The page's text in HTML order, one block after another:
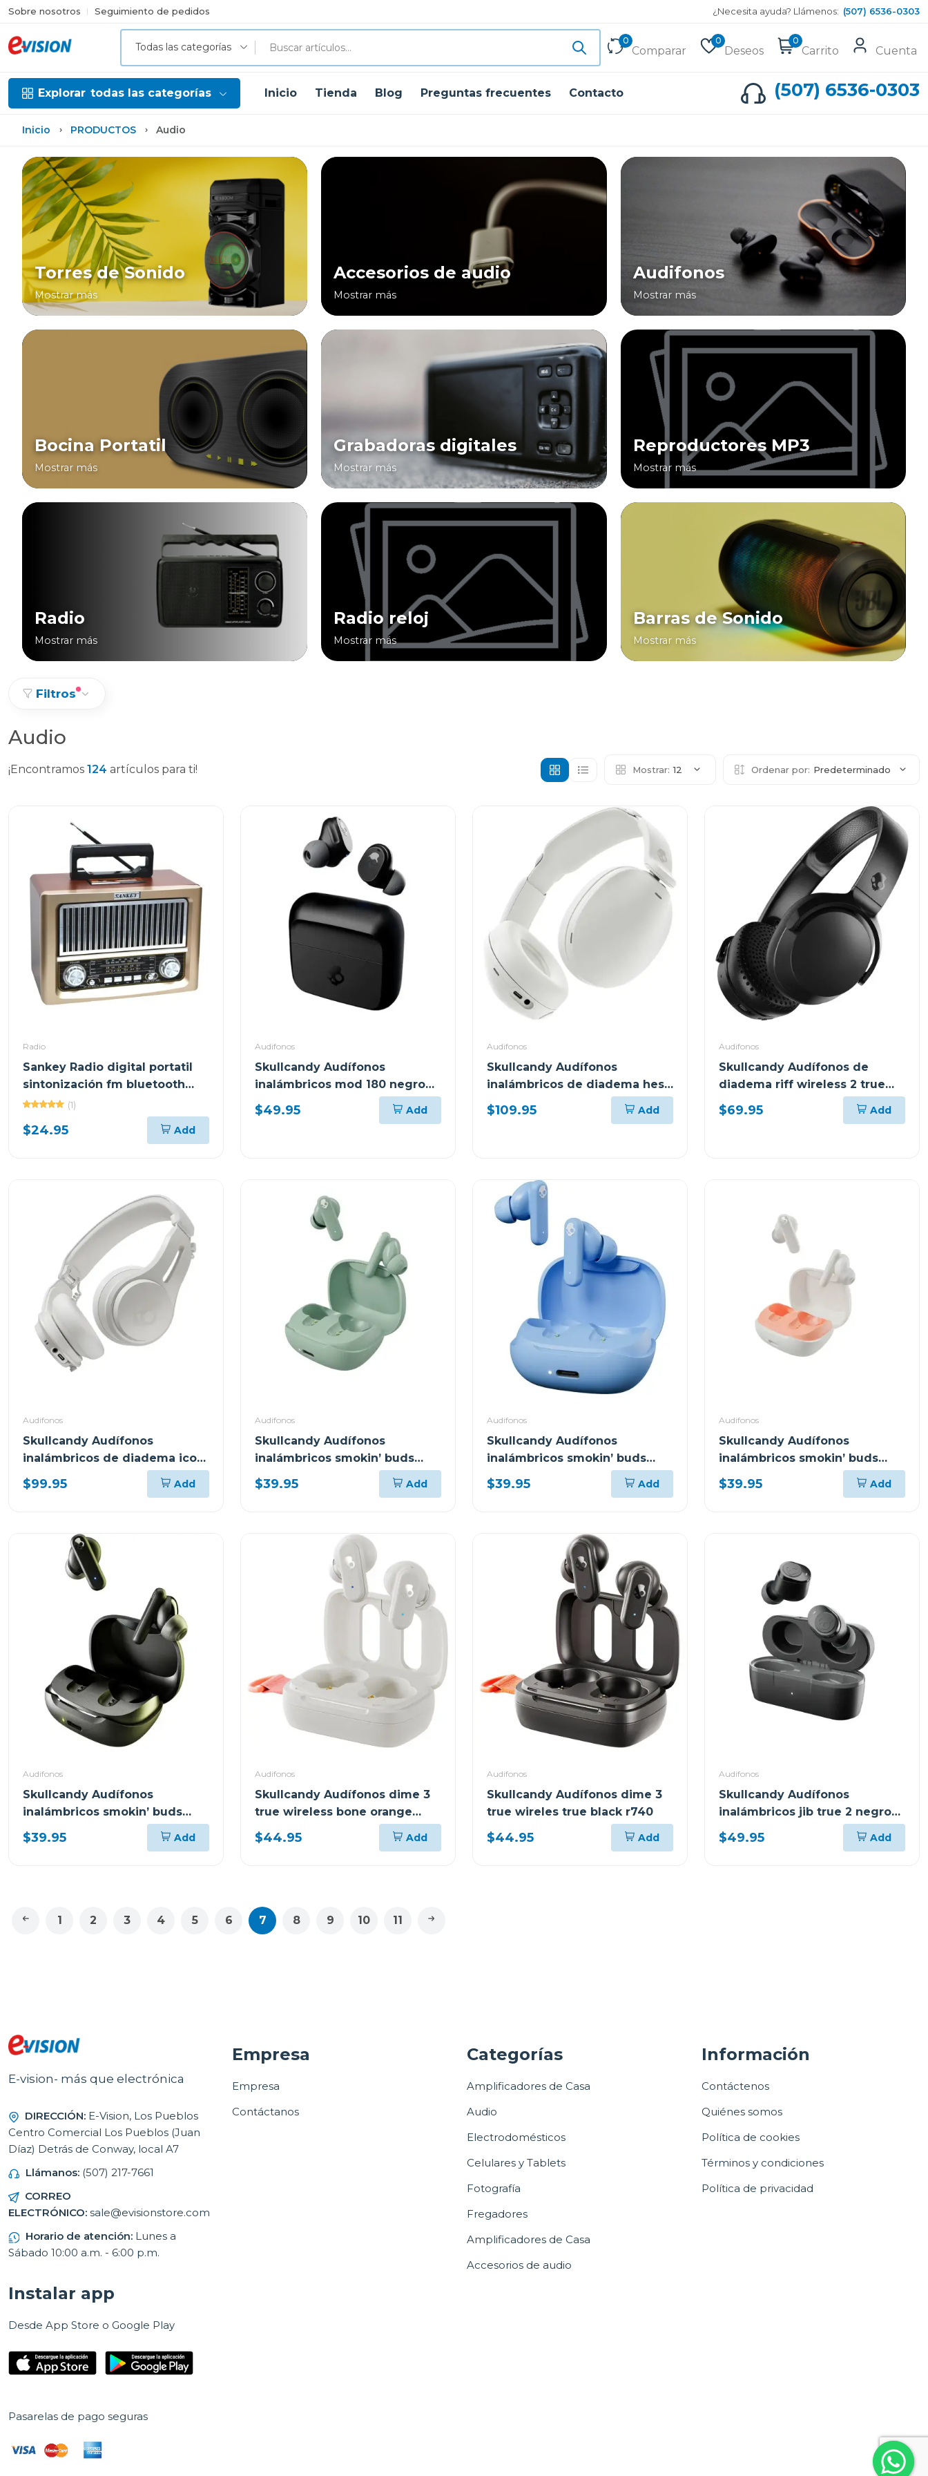
Sobre nosotros Seguimiento de pedidos ¿Necesita ayuda? Llámenos: (507) 6536-0303
Todas las categorías
0
Comparar
0
Deseos
0
Carrito Cuenta
Explorar todas las categorías Inicio Tienda Blog Preguntas frecuentes Contacto (507) 6536-0303
Inicio PRODUCTOS Audio
Torres de Sonido
Mostrar más
Accesorios de audio
Mostrar más
Audifonos
Mostrar más
Bocina Portatil
Mostrar más
Grabadoras digitales
Mostrar más
Reproductores MP3
Mostrar más
Radio
Mostrar más
Radio reloj
Mostrar más
Barras de Sonido
Mostrar más
Filtros
Audio
¡Encontramos 124 artículos para ti! Mostrar: 12 Ordenar por: Predeterminado
Radio
Sankey Radio digital portatil
sintonización fm bluetooth
dorado (1)
$24.95 Add
Audifonos
Skullcandy Audífonos
inalámbricos mod 180 negro
s2mgw
$49.95 Add
Audifonos
Skullcandy Audífonos
inalámbricos de diadema hesh
bone 360 s6how
$109.95 Add
Audifonos
Skullcandy Audífonos de
diadema riff wireless 2 true
black s5prw
$69.95 Add
Audifonos
Skullcandy Audífonos
inalámbricos de diadema icon
anc bone orange s5iow
$99.95 Add
Audifonos
Skullcandy Audífonos
inalámbricos smokin’ buds
peppy sage t989
$39.95 Add
Audifonos
Skullcandy Audífonos
inalámbricos smokin’ buds
peppy blue t990
$39.95 Add
Audifonos
Skullcandy Audífonos
inalámbricos smokin’ buds
bone orange glow r951
$39.95 Add
Audifonos
Skullcandy Audífonos
inalámbricos smokin’ buds
true black r740
$39.95 Add
Audifonos
Skullcandy Audífonos dime 3
true wireless bone orange
glow r951
$44.95 Add
Audifonos
Skullcandy Audífonos dime 3
true wireles true black r740
$44.95 Add
Audifonos
Skullcandy Audífonos
inalámbricos jib true 2 negro
p740
$49.95 Add
1 2 3 4 5 6 7 8 9 10 11
E-vision- más que electrónica
DIRECCIÓN: E-Vision, Los Pueblos
Centro Comercial Los Pueblos (Juan
Díaz) Detrás de Conway, local A7
Llámanos: (507) 217-7661
CORREO
ELECTRÓNICO: sale@evisionstore.com
Horario de atención: Lunes a
Sábado 10:00 a.m. - 6:00 p.m.
Empresa
Empresa
Contáctanos
Categorías
Amplificadores de Casa
Audio
Electrodomésticos
Celulares y Tablets
Fotografía
Fregadores
Amplificadores de Casa
Accesorios de audio
Información
Contáctenos
Quiénes somos
Política de cookies
Términos y condiciones
Política de privacidad
Instalar app
Desde App Store o Google Play
Pasarelas de pago seguras